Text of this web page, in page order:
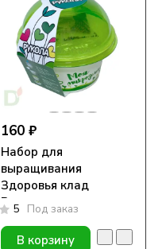
160 ₽
Набор для
выращивания
Здоровья клад
Рукола
5 Под заказ
В корзину